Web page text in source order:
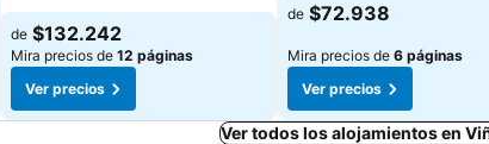
de $132.242
Mira precios de 12 páginas
Ver precios
de $72.938
Mira precios de 6 páginas
Ver precios
Ver todos los alojamientos en